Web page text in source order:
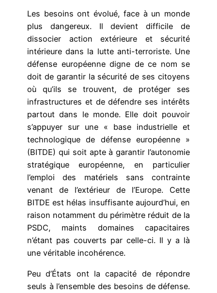
Les besoins ont évolué, face à un monde
plus dangereux. Il devient difficile de
dissocier action extérieure et sécurité
intérieure dans la lutte anti-terroriste. Une
défense européenne digne de ce nom se
doit de garantir la sécurité de ses citoyens
où qu’ils se trouvent, de protéger ses
infrastructures et de défendre ses intérêts
partout dans le monde. Elle doit pouvoir
s’appuyer sur une « base industrielle et
technologique de défense européenne »
(BITDE) qui soit apte à garantir l’autonomie
stratégique européenne, en particulier
l’emploi des matériels sans contrainte
venant de l’extérieur de l’Europe. Cette
BITDE est hélas insuffisante aujourd’hui, en
raison notamment du périmètre réduit de la
PSDC, maints domaines capacitaires
n’étant pas couverts par celle-ci. Il y a là
une véritable incohérence.
Peu d’États ont la capacité de répondre
seuls à l’ensemble des besoins de défense.